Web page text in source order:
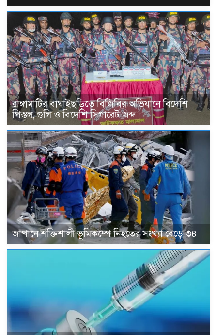
রাঙ্গামাটির বাঘাইছড়িতে বিজিবির অভিযানে বিদেশি
পিস্তল, গুলি ও বিদেশি সিগারেট জব্দ
জাপানে শক্তিশালী ভূমিকম্পে নিহতের সংখ্যা বেড়ে ৩৪